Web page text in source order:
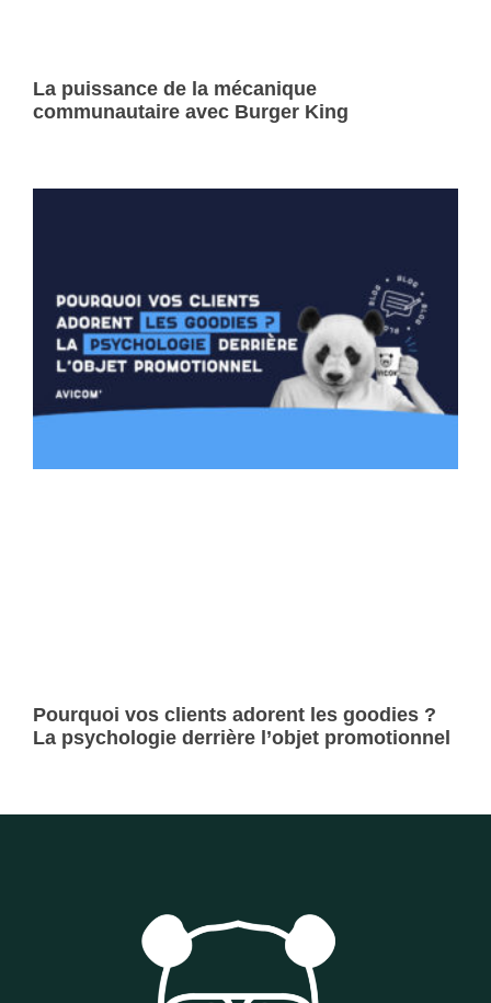
La puissance de la mécanique
communautaire avec Burger King
Pourquoi vos clients adorent les goodies ?
La psychologie derrière l’objet promotionnel